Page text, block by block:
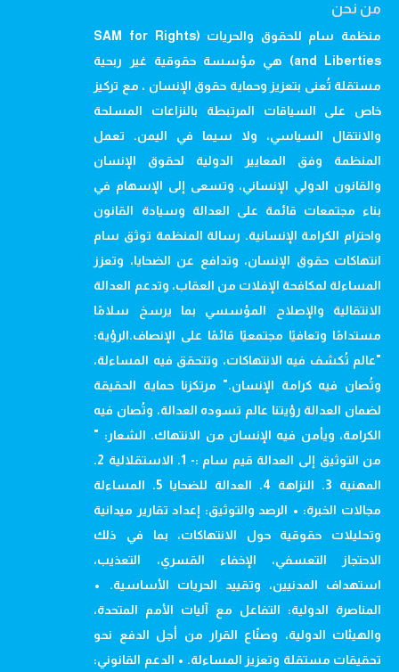
من نحن
منظمة سام للحقوق والحريات (SAM for Rights
and Liberties) هي مؤسسة حقوقية غير ربحية
مستقلة تُعنى بتعزيز وحماية حقوق الإنسان ، مع تركيز
خاص على السياقات المرتبطة بالنزاعات المسلحة
والانتقال السياسي، ولا سيما في اليمن. تعمل
المنظمة وفق المعايير الدولية لحقوق الإنسان
والقانون الدولي الإنساني، وتسعى إلى الإسهام في
بناء مجتمعات قائمة على العدالة وسيادة القانون
واحترام الكرامة الإنسانية. رسالة المنظمة توثق سام
انتهاكات حقوق الإنسان، وتدافع عن الضحايا، وتعزز
المساءلة لمكافحة الإفلات من العقاب، وتدعم العدالة
الانتقالية والإصلاح المؤسسي بما يرسخ سلامًا
مستدامًا وتعافيًا مجتمعيًا قائمًا على الإنصاف.الرؤية:
"عالم تُكشف فيه الانتهاكات، وتتحقق فيه المساءلة،
وتُصان فيه كرامة الإنسان." مرتكزنا حماية الحقيقة
لضمان العدالة رؤيتنا عالم تسوده العدالة، وتُصان فيه
الكرامة، ويأمن فيه الإنسان من الانتهاك. الشعار: "
من التوثيق إلى العدالة قيم سام :- 1. الاستقلالية 2.
المهنية 3. النزاهة 4. العدالة للضحايا 5. المساءلة
مجالات الخبرة: • الرصد والتوثيق: إعداد تقارير ميدانية
وتحليلات حقوقية حول الانتهاكات، بما في ذلك
الاحتجاز التعسفي، الإخفاء القسري، التعذيب،
استهداف المدنيين، وتقييد الحريات الأساسية. •
المناصرة الدولية: التفاعل مع آليات الأمم المتحدة،
والهيئات الدولية، وصنّاع القرار من أجل الدفع نحو
تحقيقات مستقلة وتعزيز المساءلة. • الدعم القانوني: